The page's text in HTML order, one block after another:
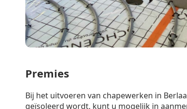
Premies
Bij het uitvoeren van chapewerken in
geïsoleerd wordt, kunt u mogelijk in